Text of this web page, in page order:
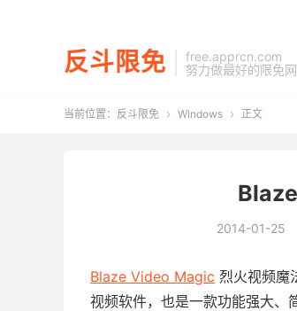
反斗限免
free.apprcn.com
努力做最好的限免
当前位置： 反斗限免  Windows  正文
2014-01-25
Blaze Video Magic 烈火视频魔
视频软件，也是一款功能强大、